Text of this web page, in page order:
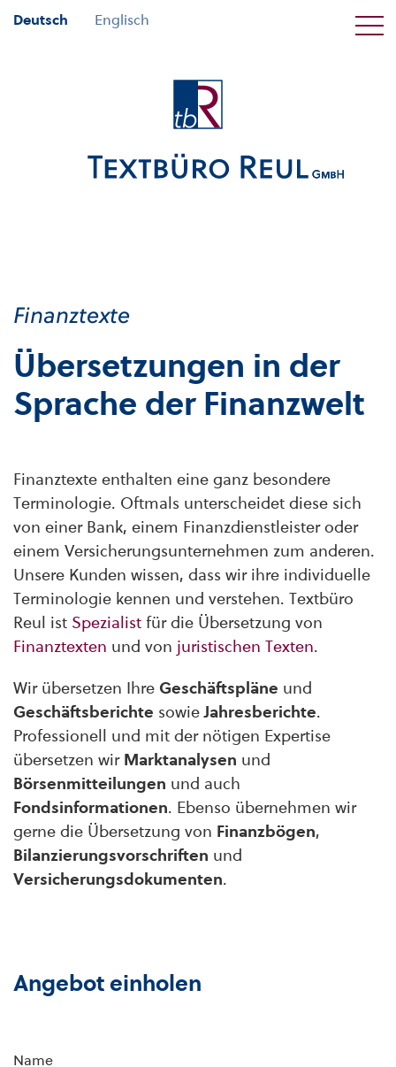
Deutsch Englisch
Finanztexte
Übersetzungen in der
Sprache der Finanzwelt
Finanztexte enthalten eine ganz besondere
Terminologie. Oftmals unterscheidet diese sich
von einer Bank, einem Finanzdienstleister oder
einem Versicherungsunternehmen zum anderen.
Unsere Kunden wissen, dass wir ihre individuelle
Terminologie kennen und verstehen. Textbüro
Reul ist Spezialist für die Übersetzung von
Finanztexten und von juristischen Texten.
Wir übersetzen Ihre Geschäftspläne und
Geschäftsberichte sowieJahresberichte.
Professionell und mit der nötigen Expertise
übersetzen wir Marktanalysen und
Börsenmitteilungen und auch
Fondsinformationen. Ebenso übernehmen wir
gerne die Übersetzung von Finanzbögen,
Bilanzierungsvorschriften und
Versicherungsdokumenten.
Angebot einholen
Name